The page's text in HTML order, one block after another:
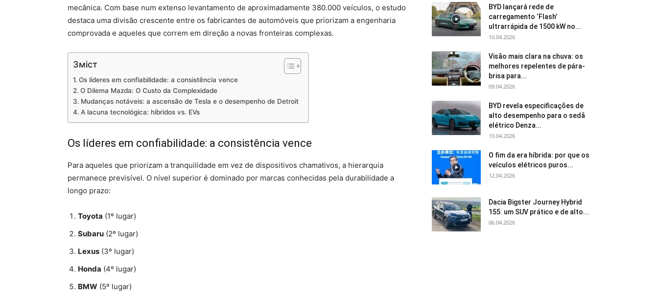
mecânica. Com base num extenso levantamento de aproximadamente 380.000 veículos, o estudo
destaca uma divisão crescente entre os fabricantes de automóveis que priorizam a engenharia
comprovada e aqueles que correm em direção a novas fronteiras complexas.
Зміст
Os líderes em confiabilidade: a consistência vence
O Dilema Mazda: O Custo da Complexidade
Mudanças notáveis: a ascensão de Tesla e o desempenho de Detroit
A lacuna tecnológica: híbridos vs. EVs
Os líderes em confiabilidade: a consistência vence
Para aqueles que priorizam a tranquilidade em vez de dispositivos chamativos, a hierarquia
permanece previsível. O nível superior é dominado por marcas conhecidas pela durabilidade a
longo prazo:
Toyota (1º lugar)
Subaru (2º lugar)
Lexus (3º lugar)
Honda (4º lugar)
BMW (5º lugar)
BYD lançará rede de
carregamento ‘Flash’
ultrarrápida de 1500 kW no...
10.04.2026
Visão mais clara na chuva: os
melhores repelentes de pára-
brisa para...
09.04.2026
BYD revela especificações de
alto desempenho para o sedã
elétrico Denza...
10.04.2026
O fim da era híbrida: por que os
veículos elétricos puros...
12.04.2026
Dacia Bigster Journey Hybrid
155: um SUV prático e de alto...
06.04.2026